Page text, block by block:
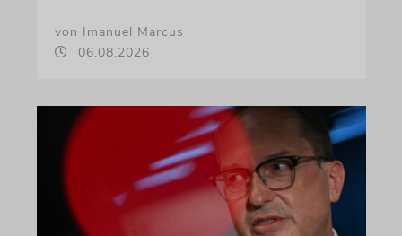
von Imanuel Marcus
06.08.2026